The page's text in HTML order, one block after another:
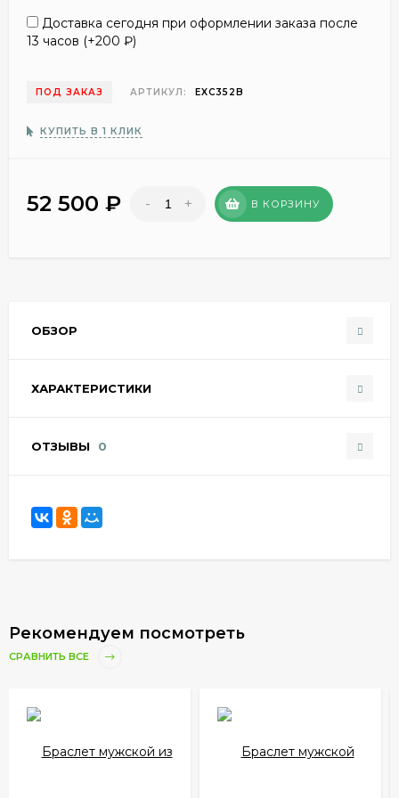
Доставка сегодня при оформлении заказа после
13 часов (+200 ₽)
ПОД ЗАКАЗ АРТИКУЛ: EXC352B
КУПИТЬ В 1 КЛИК
52 500 ₽ - + В КОРЗИНУ
ОБЗОР
ХАРАКТЕРИСТИКИ
ОТЗЫВЫ 0
Рекомендуем посмотреть
СРАВНИТЬ ВСЕ